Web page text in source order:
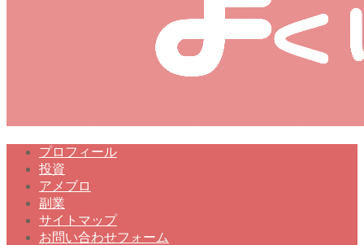
プロフィール
投資
アメブロ
副業
サイトマップ
お問い合わせフォーム